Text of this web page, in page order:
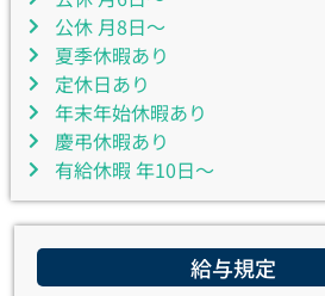
公休 月8日～
夏季休暇あり
定休日あり
年末年始休暇あり
慶弔休暇あり
有給休暇 年10日～
給与規定